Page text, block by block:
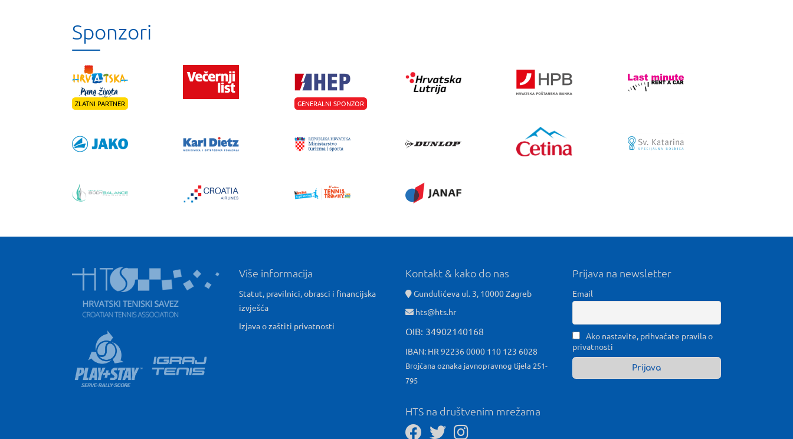
Sponzori
ZLATNI PARTNER GENERALNI SPONZOR
Više informacija
Statut, pravilnici, obrasci i financijska
izvješća
Izjava o zaštiti privatnosti
Kontakt & kako do nas
Gundulićeva ul. 3, 10000 Zagreb
hts@hts.hr
OIB: 34902140168
IBAN: HR 92236 0000 110 123 6028
Brojčana oznaka javnopravnog tijela 251-
795
HTS na društvenim mrežama
Prijava na newsletter
Email
Ako nastavite, prihvaćate pravila o
privatnosti